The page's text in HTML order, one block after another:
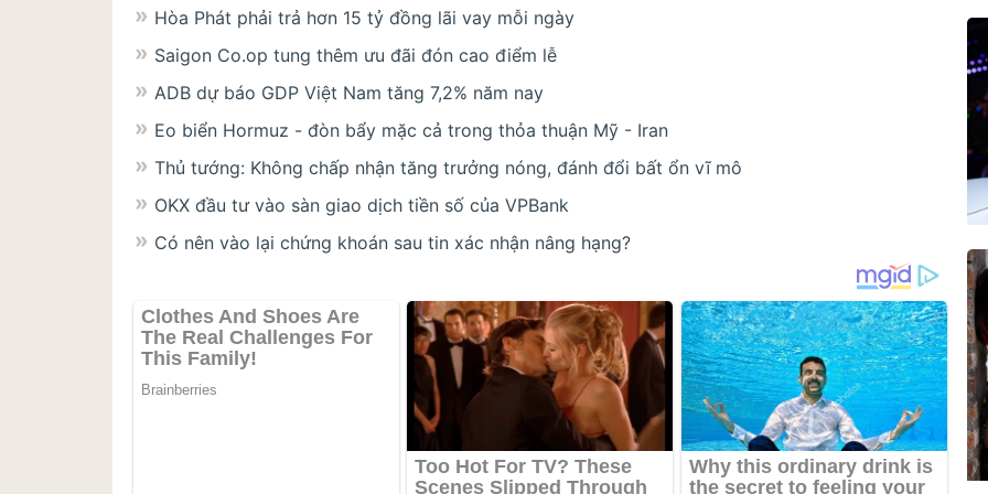
Hòa Phát phải trả hơn 15 tỷ đồng lãi vay mỗi ngày
Saigon Co.op tung thêm ưu đãi đón cao điểm lễ
ADB dự báo GDP Việt Nam tăng 7,2% năm nay
Eo biển Hormuz - đòn bẩy mặc cả trong thỏa thuận Mỹ - Iran
Thủ tướng: Không chấp nhận tăng trưởng nóng, đánh đổi bất ổn vĩ mô
OKX đầu tư vào sàn giao dịch tiền số của VPBank
Có nên vào lại chứng khoán sau tin xác nhận nâng hạng?